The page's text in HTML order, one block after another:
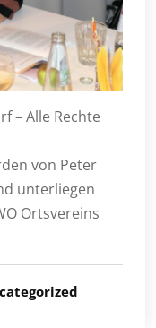
– Alle Rechte
von Peter
unterliegen
Ortsvereins